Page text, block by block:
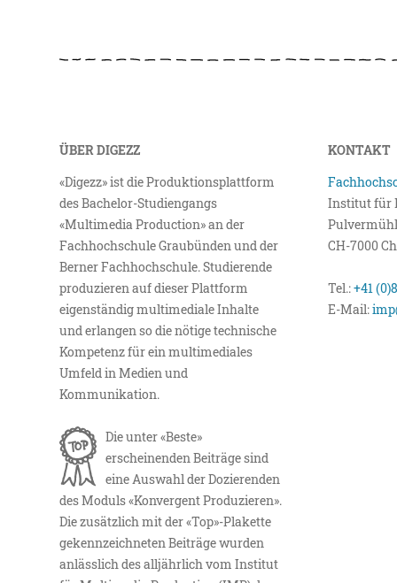
ÜBER DIGEZZ
«Digezz» ist die Produktionsplattform
des Bachelor-Studiengangs
«Multimedia Production» an der
Fachhochschule Graubünden und der
Berner Fachhochschule. Studierende
produzieren auf dieser Plattform
eigenständig multimediale Inhalte
und erlangen so die nötige technische
Kompetenz für ein multimediales
Umfeld in Medien und
Kommunikation.
Die unter «Beste»
erscheinenden Beiträge sind
eine Auswahl der Dozierenden
des Moduls «Konvergent Produzieren».
Die zusätzlich mit der «Top»-Plakette
gekennzeichneten Beiträge wurden
anlässlich des alljährlich vom Institut
KONTAKT
Institut für
CH-7000
Tel.:+41
E-Mail: